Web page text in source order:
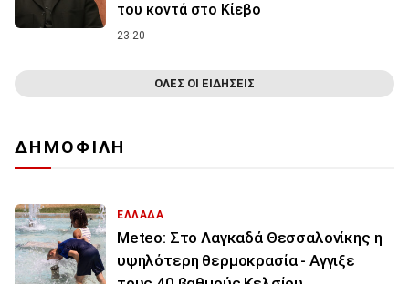
του κοντά στο Κίεβο
23:20
ΟΛΕΣ ΟΙ ΕΙΔΗΣΕΙΣ
ΔΗΜΟΦΙΛΗ
ΕΛΛΑΔΑ
Meteo: Στο Λαγκαδά Θεσσαλονίκης η
υψηλότερη θερμοκρασία - Αγγιξε